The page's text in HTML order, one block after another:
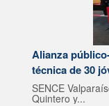
Alianza
técnica de 30
SENCE
Quintero y...